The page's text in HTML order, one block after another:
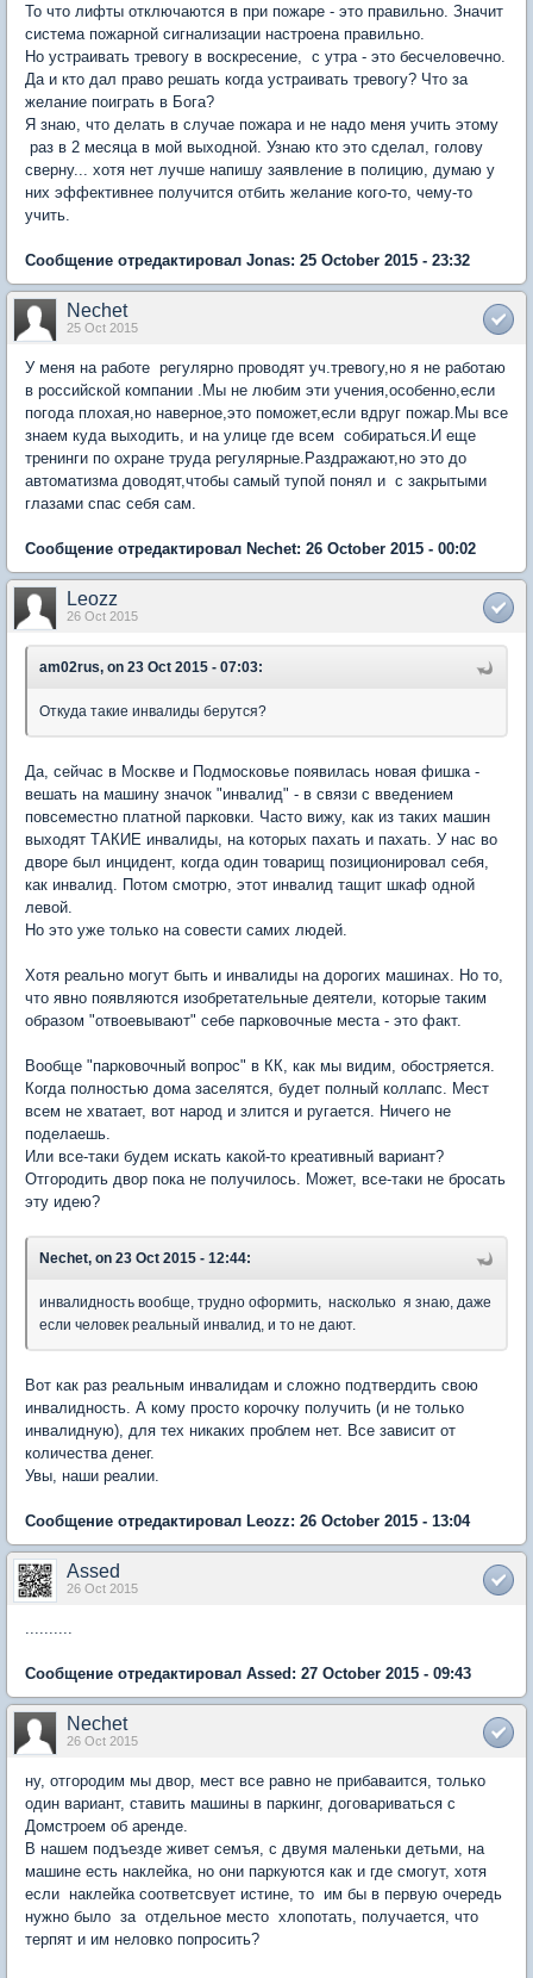
То что лифты отключаются в при пожаре - это правильно. Значит
система пожарной сигнализации настроена правильно.
Но устраивать тревогу в воскресение, с утра - это бесчеловечно.
Да и кто дал право решать когда устраивать тревогу? Что за
желание поиграть в Бога?
Я знаю, что делать в случае пожара и не надо меня учить этому
раз в 2 месяца в мой выходной. Узнаю кто это сделал, голову
сверну... хотя нет лучше напишу заявление в полицию, думаю у
них эффективнее получится отбить желание кого-то, чему-то
учить.
Сообщение отредактировал Jonas: 25 October 2015 - 23:32
Nechet
25 Oct 2015
У меня на работе регулярно проводят уч.тревогу,но я не работаю
в российской компании .Мы не любим эти учения,особенно,если
погода плохая,но наверное,это поможет,если вдруг пожар.Мы все
знаем куда выходить, и на улице где всем собираться.И еще
тренинги по охране труда регулярные.Раздражают,но это до
автоматизма доводят,чтобы самый тупой понял и с закрытыми
глазами спас себя сам.
Сообщение отредактировал Nechet: 26 October 2015 - 00:02
Leozz
26 Oct 2015
am02rus, on 23 Oct 2015 - 07:03:
Откуда такие инвалиды берутся?
Да, сейчас в Москве и Подмосковье появилась новая фишка -
вешать на машину значок "инвалид" - в связи с введением
повсеместно платной парковки. Часто вижу, как из таких машин
выходят ТАКИЕ инвалиды, на которых пахать и пахать. У нас во
дворе был инцидент, когда один товарищ позиционировал себя,
как инвалид. Потом смотрю, этот инвалид тащит шкаф одной
левой.
Но это уже только на совести самих людей.
Хотя реально могут быть и инвалиды на дорогих машинах. Но то,
что явно появляются изобретательные деятели, которые таким
образом "отвоевывают" себе парковочные места - это факт.
Вообще "парковочный вопрос" в КК, как мы видим, обостряется.
Когда полностью дома заселятся, будет полный коллапс. Мест
всем не хватает, вот народ и злится и ругается. Ничего не
поделаешь.
Или все-таки будем искать какой-то креативный вариант?
Отгородить двор пока не получилось. Может, все-таки не бросать
эту идею?
Nechet, on 23 Oct 2015 - 12:44:
инвалидность вообще, трудно оформить, насколько я знаю, даже
если человек реальный инвалид, и то не дают.
Вот как раз реальным инвалидам и сложно подтвердить свою
инвалидность. А кому просто корочку получить (и не только
инвалидную), для тех никаких проблем нет. Все зависит от
количества денег.
Увы, наши реалии.
Сообщение отредактировал Leozz: 26 October 2015 - 13:04
Assed
26 Oct 2015
..........
Сообщение отредактировал Assed: 27 October 2015 - 09:43
Nechet
26 Oct 2015
ну, отгородим мы двор, мест все равно не прибаваится, только
один вариант, ставить машины в паркинг, договариваться с
Домстроем об аренде.
В нашем подъезде живет семъя, с двумя маленьки детьми, на
машине есть наклейка, но они паркуются как и где смогут, хотя
если наклейка соответсвует истине, то им бы в первую очередь
нужно было за отдельное место хлопотать, получается, что
терпят и им неловко попросить?